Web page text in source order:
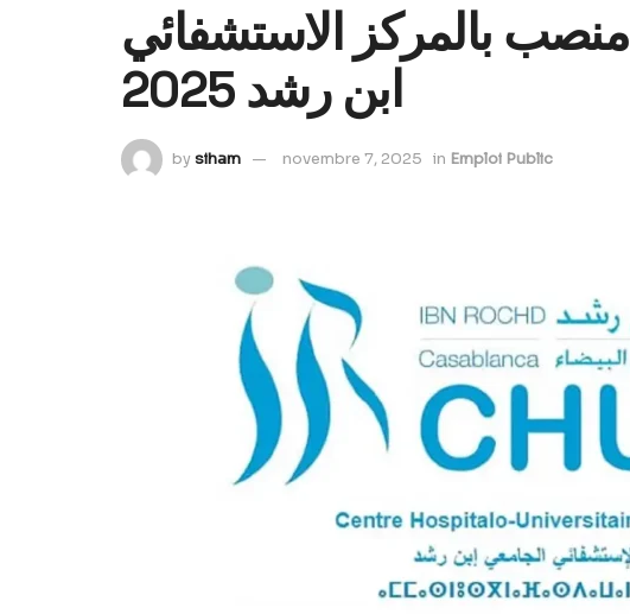
مباراة توظيف 30 منصب بالمركز الاستشفائي
ابن رشد 2025
bysiham novembre 7, 2025 in Emploi Public